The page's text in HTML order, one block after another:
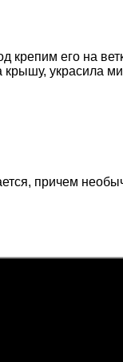
его на
причем